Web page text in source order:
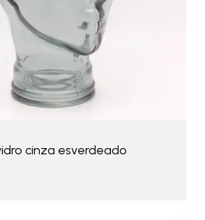
cinza esverdeado